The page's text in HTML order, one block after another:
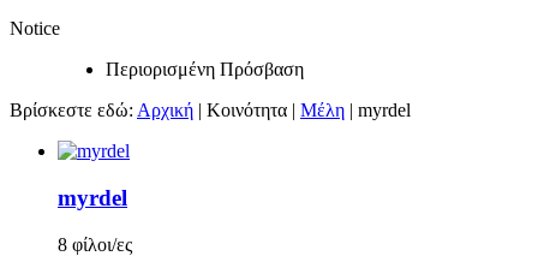
Notice
Περιορισμένη Πρόσβαση
Βρίσκεστε εδώ: Αρχική | Κοινότητα | Μέλη | myrdel
myrdel
8 φίλοι/ες